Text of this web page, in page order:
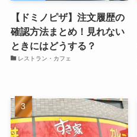
【ドミノピザ】注文履歴の
確認方法まとめ！見れない
ときにはどうする？
レストラン・カフェ